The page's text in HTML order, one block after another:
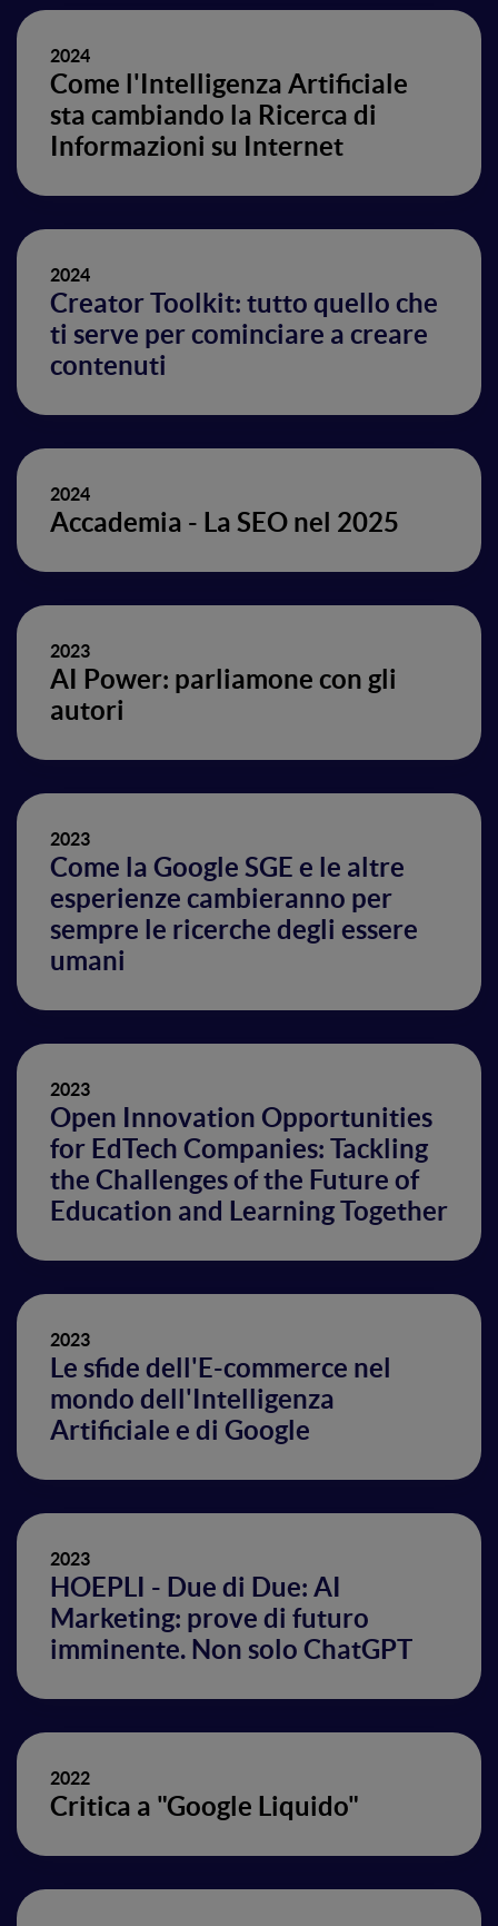
2024
Come l'Intelligenza Artificiale
sta cambiando la Ricerca di
Informazioni su Internet
2024
Creator Toolkit: tutto quello che
ti serve per cominciare a creare
contenuti
2024
Accademia - La SEO nel 2025
2023
AI Power: parliamone con gli
autori
2023
Come la Google SGE e le altre
esperienze cambieranno per
sempre le ricerche degli essere
umani
2023
Open Innovation Opportunities
for EdTech Companies: Tackling
the Challenges of the Future of
Education and Learning Together
2023
Le sfide dell'E-commerce nel
mondo dell'Intelligenza
Artificiale e di Google
2023
HOEPLI - Due di Due: AI
Marketing: prove di futuro
imminente. Non solo ChatGPT
2022
Critica a "Google Liquido"